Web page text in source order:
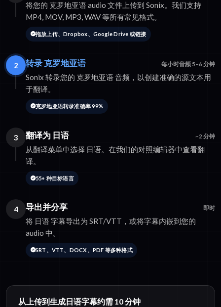
将您的 克罗地亚语 audio 文件上传到 Sonix。我们支持
MP4, MOV, MP3, WAV 等所有常见格式。
拖放上传、Dropbox、Google Drive 或链接
2 转录 克罗地亚语 每小时音频 5–6 分钟
Sonix 转录您的 克罗地亚语 音频，以创建准确的源文本用
于翻译。
克罗地亚语转录准确率 99%
3 翻译为 日语 ~2 分钟
从翻译菜单中选择 日语。在我们的对照编辑器中查看翻
译。
55+ 种目标语言
4 导出并分享 即时
将 日语 字幕导出为 SRT/VTT，或将字幕内嵌到您的
audio 中。
SRT、VTT、DOCX、PDF 等多种格式
从上传到生成日语字幕约需 10 分钟